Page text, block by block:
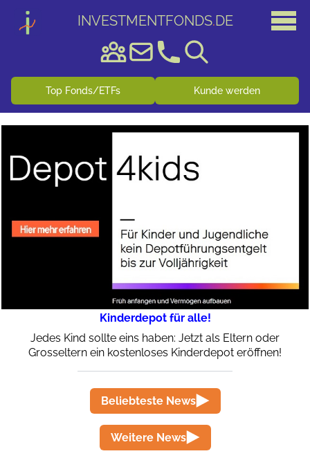
INVESTMENTFONDS.DE
Top Fonds/ETFs Kunde werden
Kinderdepot für alle!
Jedes Kind sollte eins haben: Jetzt als Eltern oder
Grosseltern ein kostenloses Kinderdepot eröffnen!
Beliebteste News
Weitere News